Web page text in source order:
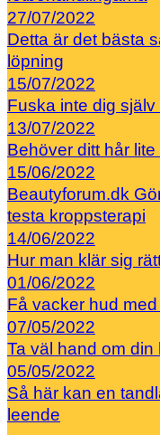
27/07/2022
Detta är det bästa
löpning
15/07/2022
Fuska inte dig
13/07/2022
Behöver ditt hår
15/06/2022
Beautyforum.dk
testa kroppsterapi
14/06/2022
Hur man klär sig
01/06/2022
Få vacker hud
07/05/2022
Ta väl hand om
05/05/2022
Så här kan en
leende